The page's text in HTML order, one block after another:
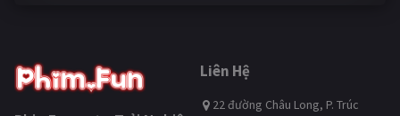
Liên Hệ
22 đường Châu Long, P. Trúc